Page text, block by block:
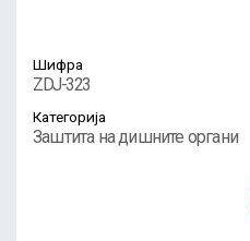
Шифра
ZDJ-323
Категорија
Заштита на дишните органи